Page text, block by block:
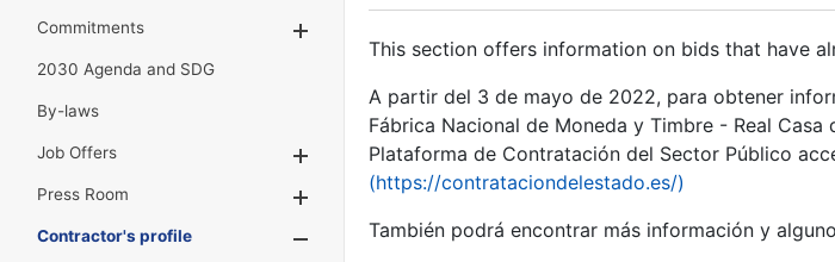
Commitments
2030 Agenda and SDG
By-laws
Job Offers
Show/Hide
Press Room
Show/Hide
Contractor's profile
Show/Hide
This section offers information on bids that have
A partir del 3 de mayo de 2022, para obtener
Fábrica Nacional de Moneda y Timbre - Real
Plataforma de Contratación del Sector Público
(https://contrataciondelestado.es/)
También podrá encontrar más información y